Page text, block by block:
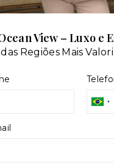
View – Luxo e
Regiões Mais